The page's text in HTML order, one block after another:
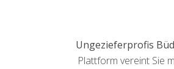
Ungezieferprofis
Plattform vereint Sie